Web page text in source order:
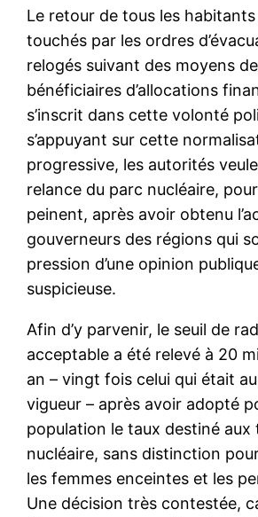
Le retour de tous les
touchés par les ordres
relogés suivant des moyens
bénéficiaires d’allocations
s’inscrit dans cette volonté
s’appuyant sur cette
progressive, les autorités
relance du parc nucléaire,
peinent, après avoir obtenu
gouverneurs des régions qui
pression d’une opinion
suspicieuse.
Afin d’y parvenir, le seuil de
acceptable a été relevé à 20
an – vingt fois celui qui était
vigueur – après avoir adopté
population le taux destiné aux
nucléaire, sans distinction
les femmes enceintes et les
Une décision très contestée,